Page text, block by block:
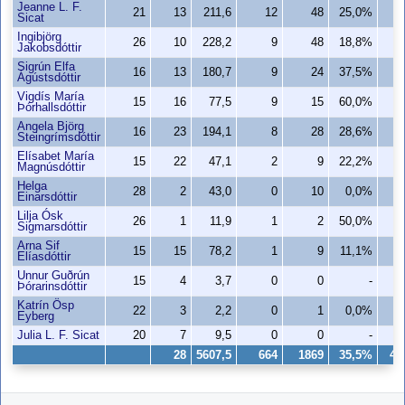
Jeanne L. F.
Sicat
21 13 211,6 12 48 25,0%
Ingibjörg
Jakobsdóttir
26 10 228,2 9 48 18,8%
Sigrún Elfa
Ágústsdóttir
16 13 180,7 9 24 37,5%
Vigdís María
Þórhallsdóttir
15 16 77,5 9 15 60,0%
Angela Björg
Steingrímsdóttir
16 23 194,1 8 28 28,6%
Elísabet María
Magnúsdóttir
15 22 47,1 2 9 22,2%
Helga
Einarsdóttir
28 2 43,0 0 10 0,0%
Lilja Ósk
Sigmarsdóttir
26 1 11,9 1 2 50,0%
Arna Sif
Elíasdóttir
15 15 78,2 1 9 11,1%
Unnur Guðrún
Þórarinsdóttir
15 4 3,7 0 0 -
Katrín Ösp
Eyberg
22 3 2,2 0 1 0,0%
Julia L. F. Sicat
20 7 9,5 0 0 -
28 5607,5 664 1869 35,5%